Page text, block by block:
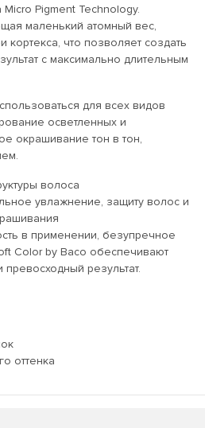
Pigment Technology.
маленький атомный вес,
кортекса, что позволяет создать
с максимально длительным
для всех видов
осветленных и
окрашивание тон в тон,
волоса
увлажнение, защиту волос и
в применении, безупречное
Color by Baco обеспечивают
результат.
оттенка